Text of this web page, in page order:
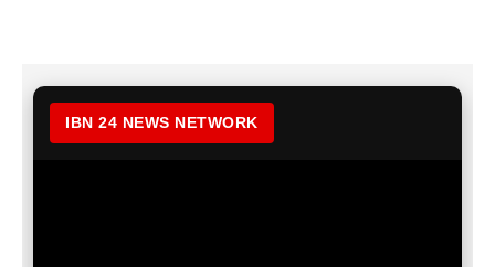
IBN 24 NEWS NETWORK